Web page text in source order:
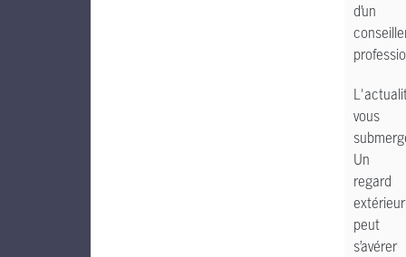
d’un
vous
Un
regard
extérieur
peut
s’avérer